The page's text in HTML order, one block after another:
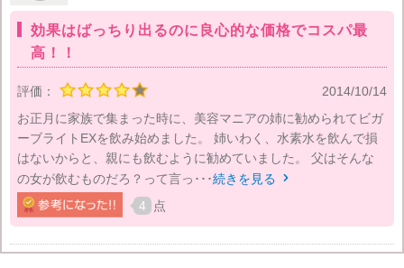
効果はばっちり出るのに良心的な価格でコスパ最
高！！
評価：
2014/10/14
お正月に家族で集まった時に、美容マニアの姉に勧められてビガ
ーブライトEXを飲み始めました。 姉いわく、水素水を飲んで損
はないからと、親にも飲むように勧めていました。 父はそんな
の女が飲むものだろ？って言っ･･･続きを見る 
4 点